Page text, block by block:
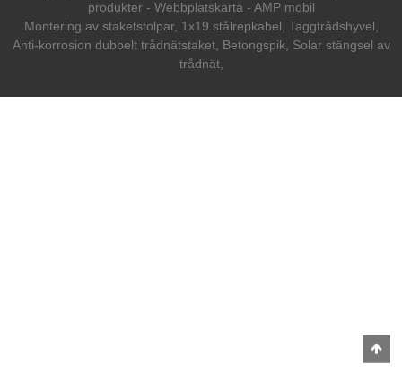
produkter- Webbplatskarta - AMP mobil
Montering av staketstolpar, 1x19 stålrepkabel Taggtrådshyvel
Anti-korrosion dubbelt trådnätstaket, Betongspik, Solar stängsel av
trådnät,